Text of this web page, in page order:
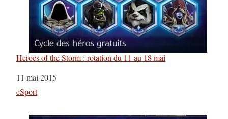
Heroes of the Storm : rotation du 11 au 18 mai
Date
11 mai 2015
Par rapport à
eSport